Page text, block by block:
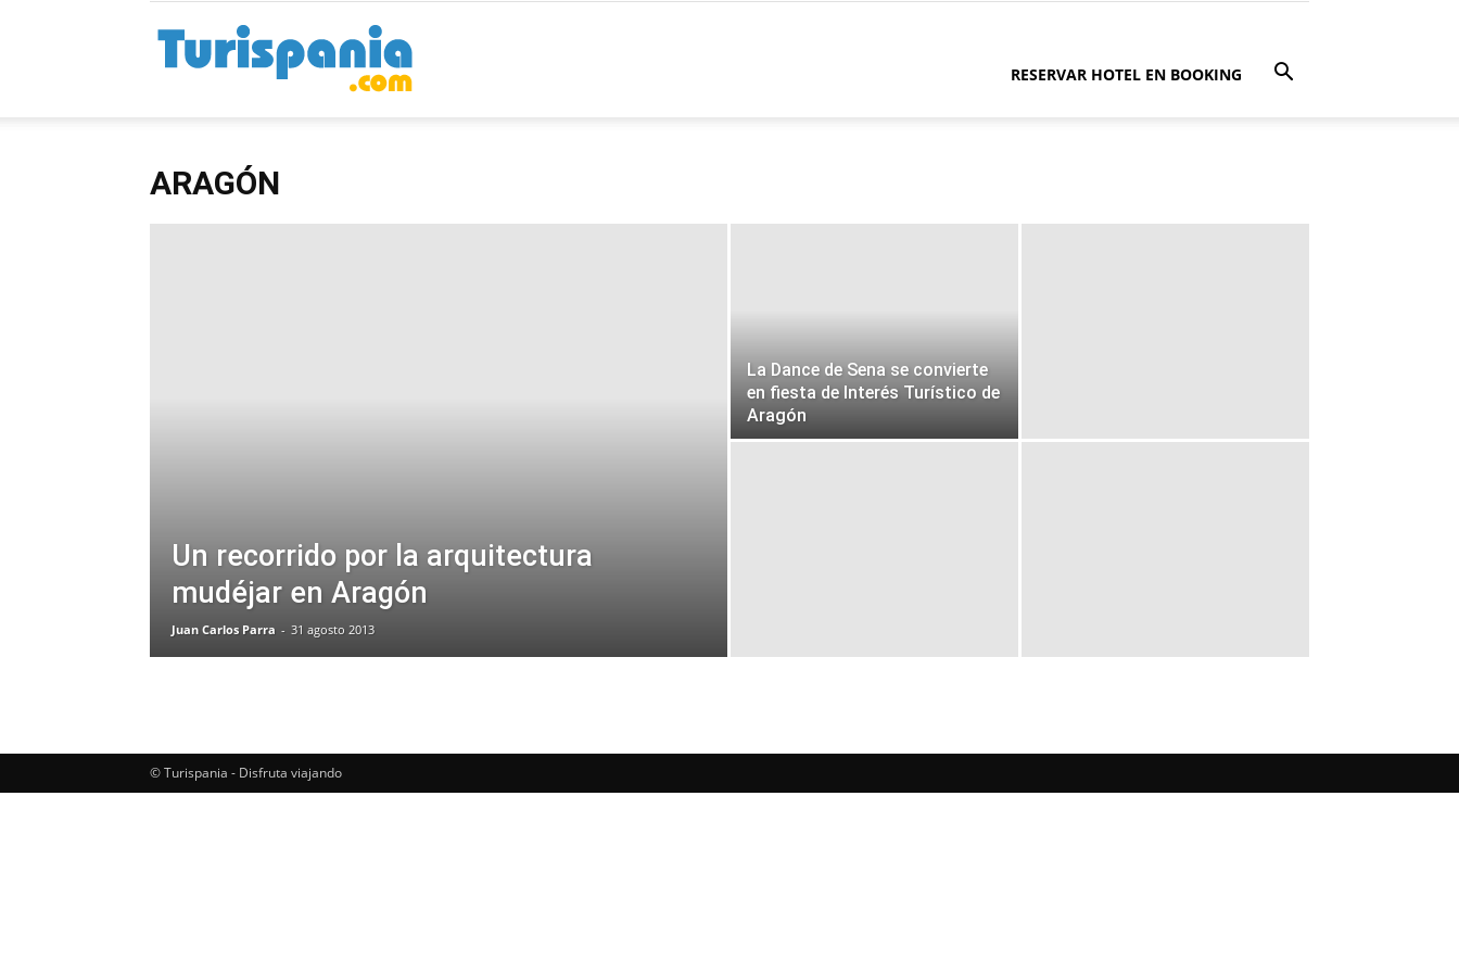
RESERVAR HOTEL EN BOOKING
ARAGÓN
Un recorrido por la arquitectura
mudéjar en Aragón
Juan Carlos Parra - 31 agosto 2013
La Dance de Sena se convierte
en fiesta de Interés Turístico de
Aragón
© Turispania - Disfruta viajando